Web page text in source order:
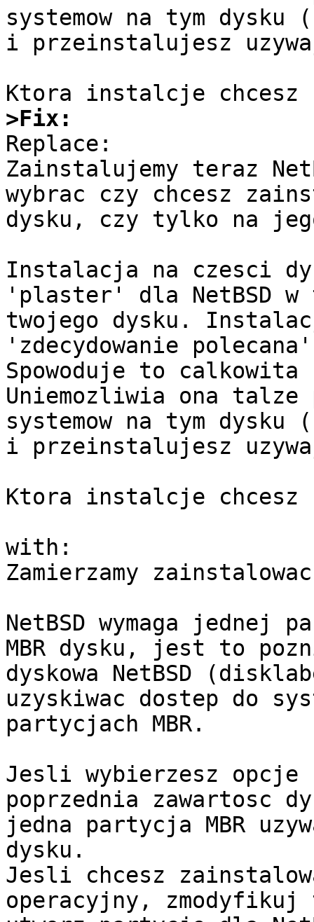
systemow na tym dysku
i przeinstalujesz
>Fix:
Replace:
Zainstalujemy teraz
wybrac czy chcesz
dysku, czy tylko na
Instalacja na czesci
'plaster' dla NetBSD
twojego dysku.
'zdecydowanie
Spowoduje to
Uniemozliwia ona
systemow na tym dysku
i przeinstalujesz
Ktora instalcje chcesz
with:
Zamierzamy
NetBSD wymaga
MBR dysku, jest to
dyskowa NetBSD
uzyskiwac dostep do
partycjach MBR.
Jesli wybierzesz opcje
poprzednia zawartosc
jedna partycja MBR
dysku.
Jesli chcesz
operacyjny,